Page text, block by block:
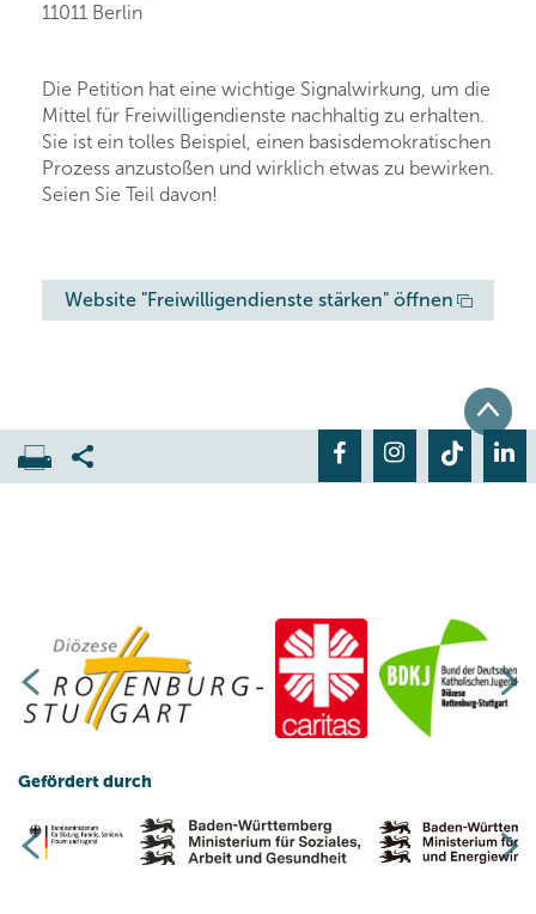
11011 Berlin
Die Petition hat eine wichtige Signalwirkung, um die
Mittel für Freiwilligendienste nachhaltig zu erhalten.
Sie ist ein tolles Beispiel, einen basisdemokratischen
Prozess anzustoßen und wirklich etwas zu bewirken.
Seien Sie Teil davon!
Website "Freiwilligendienste stärken" öffnen
Gefördert durch